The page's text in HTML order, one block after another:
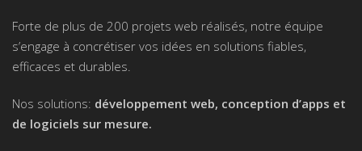
Forte de plus de 200 projets web réalisés, notre équipe
s’engage à concrétiser vos idées en solutions fiables,
efficaces et durables.
Nos solutions: développement web, conception d’apps et
de logiciels sur mesure.